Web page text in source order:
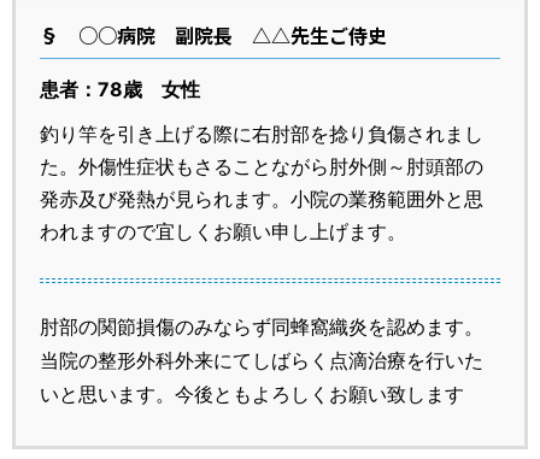
§ ○○病院 副院長 △△先生ご侍史
患者：78歳 女性
釣り竿を引き上げる際に右肘部を捻り負傷されまし
た。外傷性症状もさることながら肘外側～肘頭部の
発赤及び発熱が見られます。小院の業務範囲外と思
われますので宜しくお願い申し上げます。
肘部の関節損傷のみならず同蜂窩織炎を認めます。
当院の整形外科外来にてしばらく点滴治療を行いた
いと思います。今後ともよろしくお願い致します